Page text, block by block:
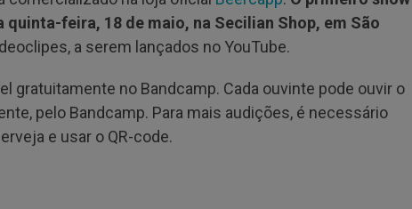
feira, 18 de maio, na Secilian Shop, em São
a serem lançados no YouTube.
gratuitamente no Bandcamp. Cada ouvinte pode ouvir o
pelo Bandcamp. Para mais audições, é necessário
e usar o QR-code.